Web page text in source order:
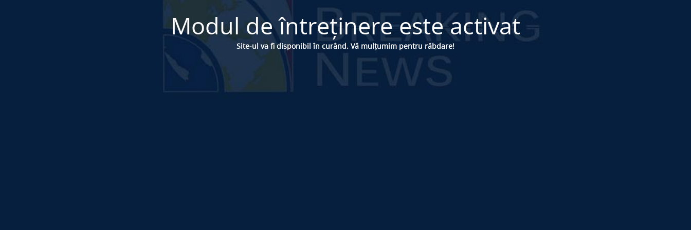
Modul de întreținere este activat
Site-ul va fi disponibil în curând. Vă mulțumim pentru răbdare!